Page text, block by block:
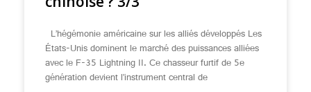
L’hégémonie américaine sur les alliés développés Les
États-Unis dominent le marché des puissances alliées
avec le F-35 Lightning II. Ce chasseur furtif de 5e
génération devient l’instrument central de